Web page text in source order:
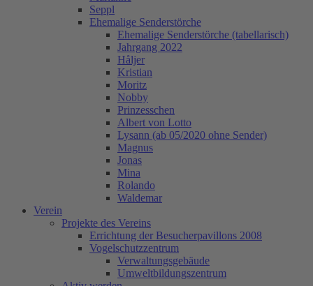
Seppl
Ehemalige Senderstörche
Ehemalige Senderstörche (tabellarisch)
Jahrgang 2022
Håljer
Kristian
Moritz
Nobby
Prinzesschen
Albert von Lotto
Lysann (ab 05/2020 ohne Sender)
Magnus
Jonas
Mina
Rolando
Waldemar
Verein
Projekte des Vereins
Errichtung der Besucherpavillons 2008
Vogelschutzzentrum
Verwaltungsgebäude
Umweltbildungszentrum